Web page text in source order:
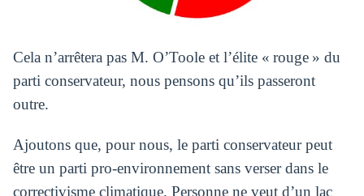
Cela n’arrêtera pas M. O’Toole et l’élite « rouge » du
parti conservateur, nous pensons qu’ils passeront
outre.
Ajoutons que, pour nous, le parti conservateur peut
être un parti pro-environnement sans verser dans le
correctivisme climatique. Personne ne veut d’un lac